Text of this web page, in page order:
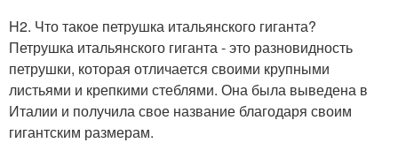
H2. Что такое петрушка итальянского гиганта?
Петрушка итальянского гиганта - это разновидность
петрушки, которая отличается своими крупными
листьями и крепкими стеблями. Она была выведена в
Италии и получила свое название благодаря своим
гигантским размерам.